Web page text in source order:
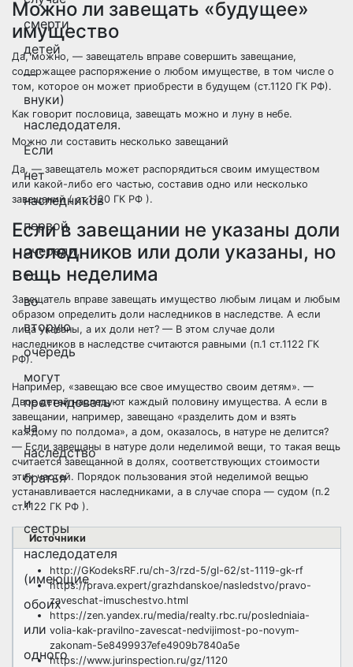
смерти
детей
—
внуки)
наследодателя.
Если
нет
наследников
первой
очереди,
то
во
вторую
очередь
могут
претендовать
на
наследство
братья
и
сестры
наследодателя
(имеющие
обоих
или
одного
Можно ли завещать «будущее»
имущество
Да, можно, — завещатель вправе совершить завещание,
содержащее распоряжение о любом имуществе, в том числе о
том, которое он может приобрести в будущем (ст.1120 ГК РФ).
Как говорит пословица, завещать можно и луну в небе.
Можно ли составить несколько завещаний
Да, — завещатель может распорядиться своим имуществом
или какой-либо его частью, составив одно или несколько
завещаний (ст.1120 ГК РФ ).
Если в завещании не указаны доли
наследников или доли указаны, но
вещь неделима
Завещатель вправе завещать имущество любым лицам и любым
образом определить доли наследников в наследстве. А если
лица указаны, а их доли нет? — В этом случае доли
наследников в наследстве считаются равными (п.1 ст.1122 ГК
РФ).
Например, «завещаю все свое имущество своим детям». —
Двое детей наследуют каждый половину имущества. А если в
завещании, например, завещано «разделить дом и взять
каждому по полдома», а дом, оказалось, в натуре не делится?
— Если завещаны в натуре доли неделимой вещи, то такая вещь
считается завещанной в долях, соответствующих стоимости
этих частей. Порядок пользования этой неделимой вещью
устанавливается наследниками, а в случае спора — судом (п.2
ст.1122 ГК РФ ).
Источники
http://GKodeksRF.ru/ch-3/rzd-5/gl-62/st-1119-gk-rf
https://prava.expert/grazhdanskoe/nasledstvo/pravo-
zaveschat-imuschestvo.html
https://zen.yandex.ru/media/realty.rbc.ru/posledniaia-
volia-kak-pravilno-zavescat-nedvijimost-po-novym-
zakonam-5e8499937efe4909b7840a5e
https://www.jurinspection.ru/gz/1120